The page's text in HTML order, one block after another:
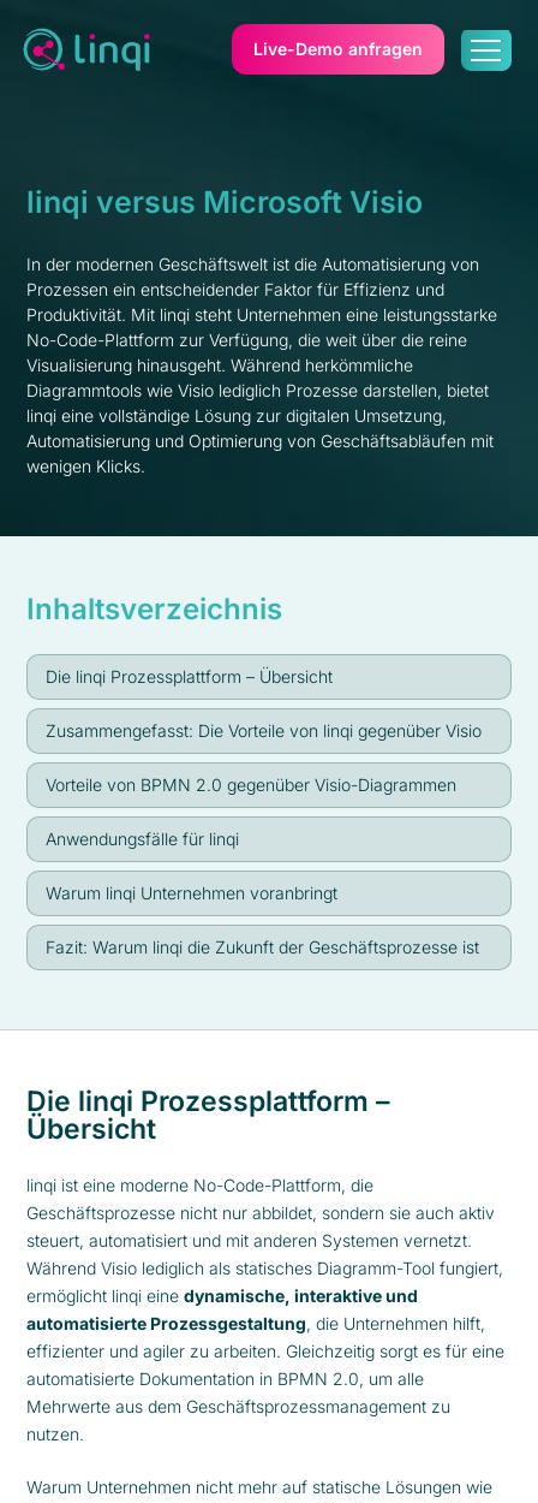
Live-Demo anfragen
linqi versus Microsoft Visio
In der modernen Geschäftswelt ist die Automatisierung von
Prozessen ein entscheidender Faktor für Effizienz und
Produktivität. Mit linqi steht Unternehmen eine leistungsstarke
No-Code-Plattform zur Verfügung, die weit über die reine
Visualisierung hinausgeht. Während herkömmliche
Diagrammtools wie Visio lediglich Prozesse darstellen, bietet
linqi eine vollständige Lösung zur digitalen Umsetzung,
Automatisierung und Optimierung von Geschäftsabläufen mit
wenigen Klicks.
Inhaltsverzeichnis
Die linqi Prozessplattform – Übersicht
Zusammengefasst: Die Vorteile von linqi gegenüber Visio
Vorteile von BPMN 2.0 gegenüber Visio-Diagrammen
Anwendungsfälle für linqi
Warum linqi Unternehmen voranbringt
Fazit: Warum linqi die Zukunft der Geschäftsprozesse ist
Die linqi Prozessplattform –
Übersicht
linqi ist eine moderne No-Code-Plattform, die
Geschäftsprozesse nicht nur abbildet, sondern sie auch aktiv
steuert, automatisiert und mit anderen Systemen vernetzt.
Während Visio lediglich als statisches Diagramm-Tool fungiert,
ermöglicht linqi einedynamische, interaktive und
automatisierte Prozessgestaltung, die Unternehmen hilft,
effizienter und agiler zu arbeiten. Gleichzeitig sorgt es für eine
automatisierte Dokumentation in BPMN 2.0, um alle
Mehrwerte aus dem Geschäftsprozessmanagement zu
nutzen.
Warum Unternehmen nicht mehr auf statische Lösungen wie